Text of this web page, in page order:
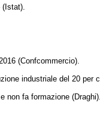
(Confcommercio).
industriale del 20 per
non fa formazione (Draghi).